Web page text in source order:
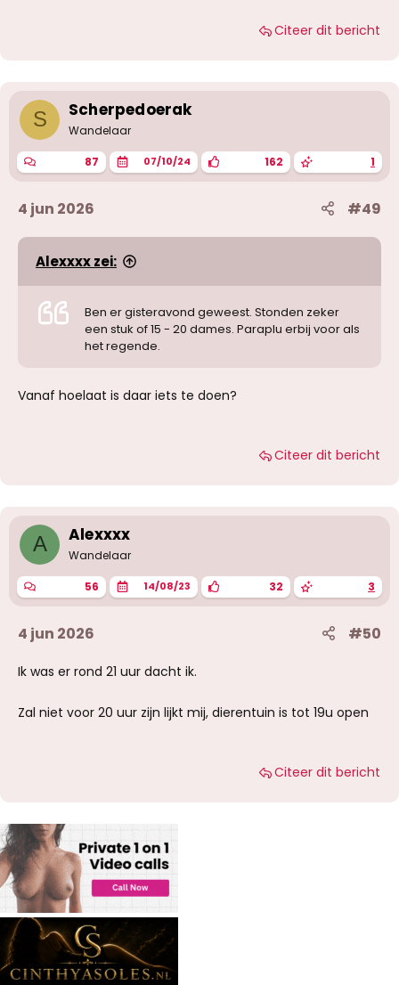
Citeer dit bericht
S Scherpedoerak
Wandelaar
87 07/10/24 162 1
4 jun 2026 #49
Alexxxx zei:
Ben er gisteravond geweest. Stonden zeker
een stuk of 15 - 20 dames. Paraplu erbij voor als
het regende.
Vanaf hoelaat is daar iets te doen?
Citeer dit bericht
A Alexxxx
Wandelaar
56 14/08/23 32 3
4 jun 2026 #50
Ik was er rond 21 uur dacht ik.
Zal niet voor 20 uur zijn lijkt mij, dierentuin is tot 19u open
Citeer dit bericht